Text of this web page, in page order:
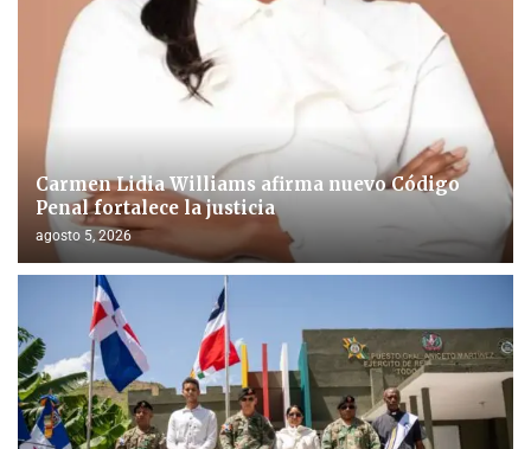
Carmen Lidia Williams afirma nuevo Código
Penal fortalece la justicia
agosto 5, 2026